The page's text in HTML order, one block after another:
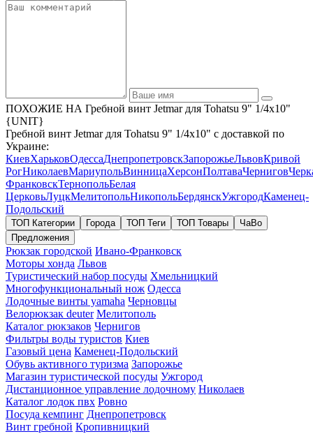
ПОХОЖИЕ НА Гребной винт Jetmar для Tohatsu 9" 1/4x10"
{UNIT}
Гребной винт Jetmar для Tohatsu 9" 1/4x10" с доставкой по
Украине:
КиевХарьковОдессаДнепропетровскЗапорожьеЛьвовКривой
РогНиколаевМариупольВинницаХерсонПолтаваЧернигов
ФранковскТернопольБелая
ЦерковьЛуцкМелитопольНикопольБердянскУжгородКаменец-
Подольский
ТОП Категории Города ТОП Теги ТОП Товары
ЧаВо
Предложения
Рюкзак городской Ивано-Франковск
Моторы хонда Львов
Туристический набор посуды Хмельницкий
Многофункциональный нож Одесса
Лодочные винты yamaha Черновцы
Велорюкзак deuter Мелитополь
Каталог рюкзаков Чернигов
Фильтры воды туристов Киев
Газовый цена Каменец-Подольский
Обувь активного туризма Запорожье
Магазин туристической посуды Ужгород
Дистанционное управление лодочному Николаев
Каталог лодок пвх Ровно
Посуда кемпинг Днепропетровск
Винт гребной Кропивницкий